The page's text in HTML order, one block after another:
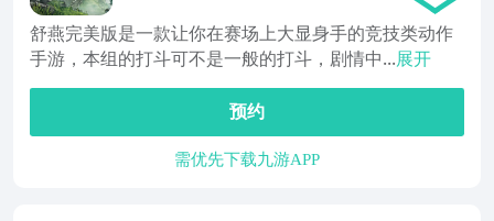
舒燕完美版是一款让你在赛场上大显身手的竞技类动作
手游，本组的打斗可不是一般的打斗，剧情中...展开
预约
需优先下载九游APP